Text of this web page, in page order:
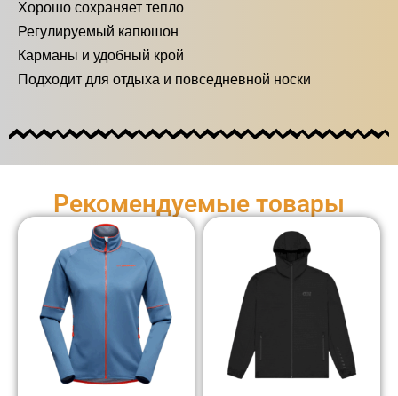
Хорошо сохраняет тепло
Регулируемый капюшон
Карманы и удобный крой
Подходит для отдыха и повседневной носки
Рекомендуемые товары